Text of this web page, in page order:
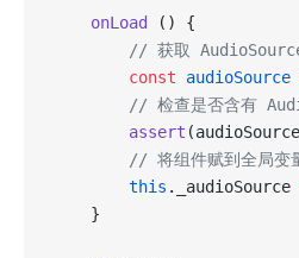
    onLoad
() {
// 获取
        const
audioSource
// 检查是否含有
        assert
// 将组件赋到全局
        this
._audioSource
    }